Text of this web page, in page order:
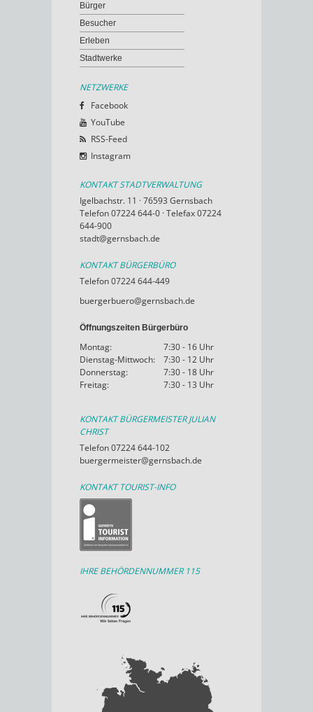
Bürger
Besucher
Erleben
Stadtwerke
NETZWERKE
Facebook
YouTube
RSS-Feed
Instagram
KONTAKT STADTVERWALTUNG
Igelbachstr. 11 · 76593 Gernsbach
Telefon 07224 644-0 · Telefax 07224
644-900
stadt@gernsbach.de
KONTAKT BÜRGERBÜRO
Telefon 07224 644-449
buergerbuero@gernsbach.de
Öffnungszeiten Bürgerbüro
Montag:
7:30 - 16 Uhr
Dienstag-Mittwoch:
7:30 - 12 Uhr
Donnerstag:
7:30 - 18 Uhr
Freitag:
7:30 - 13 Uhr
KONTAKT BÜRGERMEISTER JULIAN
CHRIST
Telefon 07224 644-102
buergermeister@gernsbach.de
KONTAKT TOURIST-INFO
IHRE BEHÖRDENNUMMER 115